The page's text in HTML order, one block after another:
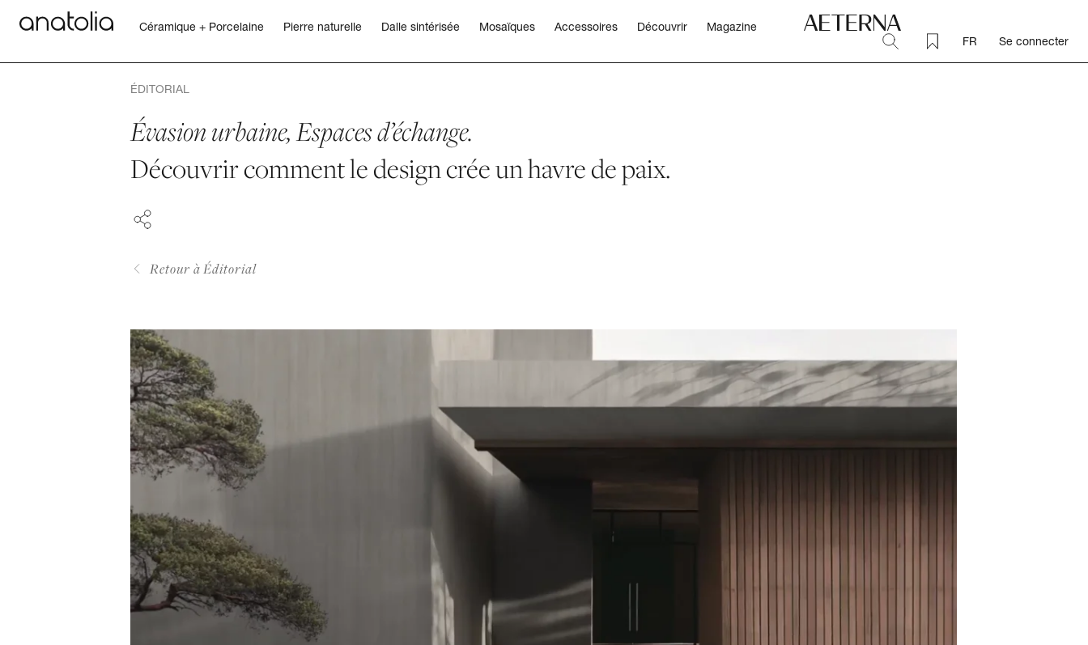
Céramique + Porcelaine Pierre naturelle Dalle sintérisée Mosaïques Accessoires Découvrir
Magazine
FR
Se connecter
ÉDITORIAL
Évasion urbaine, Espaces d’échange.
Découvrir comment le design crée un havre de paix.
PINTEREST
Retour à Éditorial